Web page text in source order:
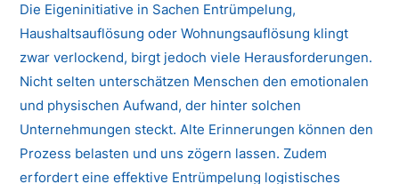
Die Eigeninitiative in Sachen Entrümpelung,
Haushaltsauflösung oder Wohnungsauflösung klingt
zwar verlockend, birgt jedoch viele Herausforderungen.
Nicht selten unterschätzen Menschen den emotionalen
und physischen Aufwand, der hinter solchen
Unternehmungen steckt. Alte Erinnerungen können den
Prozess belasten und uns zögern lassen. Zudem
erfordert eine effektive Entrümpelung logistisches